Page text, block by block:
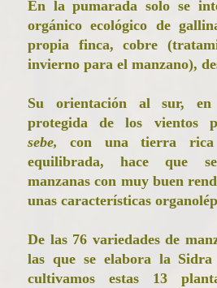
En la pumarada solo se
orgánico ecológico de
propia finca, cobre
invierno para el manzano),
Su orientación al sur, en
protegida de los vientos
sebe,con una tierra
equilibrada, hace que
manzanas con muy buen
unas características
De las 76 variedades de
las que se elabora la Sidra
cultivamos estas 13